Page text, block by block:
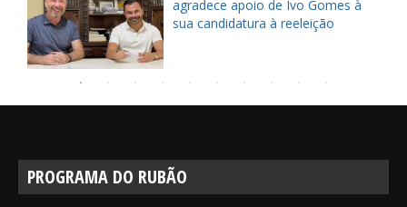
do Sereno reformado e
modernizado em Ocara
PROGRAMA DO RUBÃO